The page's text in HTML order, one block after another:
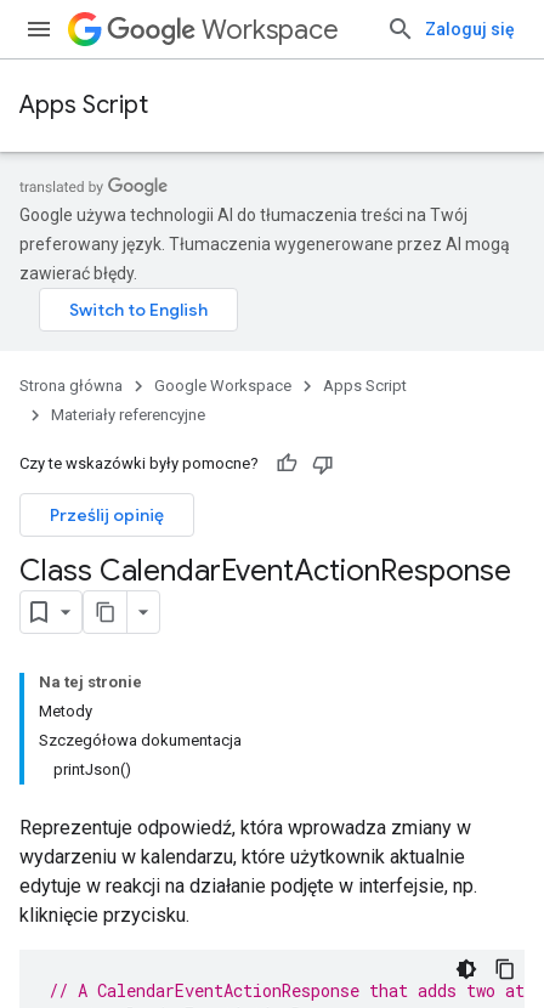
Workspace Zaloguj się
Apps Script
Google używa technologii AI do tłumaczenia treści na Twój
preferowany język. Tłumaczenia wygenerowane przez AI mogą
zawierać błędy.
Strona główna Google Workspace
Apps Script
Materiały referencyjne
Czy te wskazówki były pomocne?
Prześlij opinię
Class CalendarEventActionResponse
Na tej stronie
Metody
Szczegółowa dokumentacja
printJson()
Reprezentuje odpowiedź, która wprowadza zmiany w
wydarzeniu w kalendarzu, które użytkownik aktualnie
edytuje w reakcji na działanie podjęte w interfejsie, np.
kliknięcie przycisku.
// A CalendarEventActionResponse that adds two